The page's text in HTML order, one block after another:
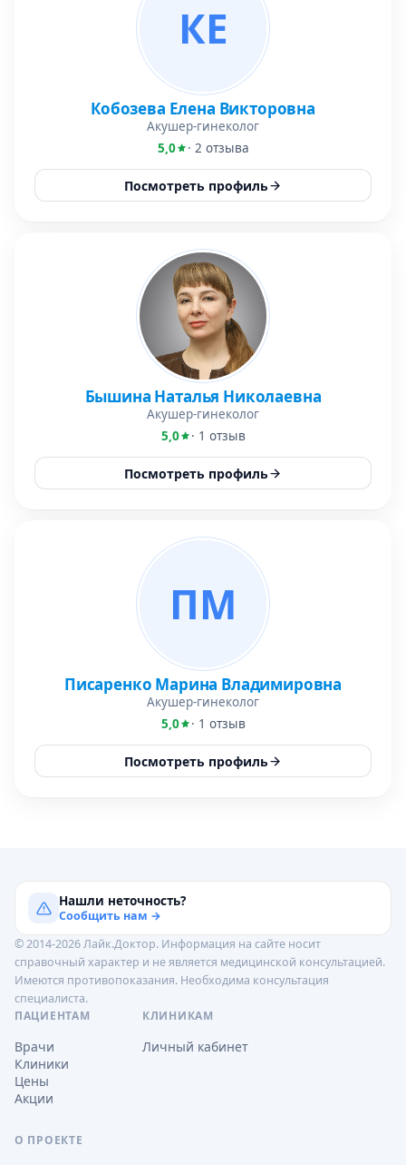
КЕ
Кобозева Елена Викторовна
Акушер-гинеколог
5,0
· 2 отзыва
Посмотреть профиль
Бышина Наталья Николаевна
Акушер-гинеколог
5,0
· 1 отзыв
Посмотреть профиль
ПМ
Писаренко Марина Владимировна
Акушер-гинеколог
5,0
· 1 отзыв
Посмотреть профиль
Нашли неточность?
Сообщить нам →
© 2014-2026 Лайк.Доктор. Информация на сайте носит
справочный характер и не является медицинской консультацией.
Имеются противопоказания. Необходима консультация
специалиста.
ПАЦИЕНТАМ
Врачи
Клиники
Цены
Акции
КЛИНИКАМ
Личный кабинет
О ПРОЕКТЕ